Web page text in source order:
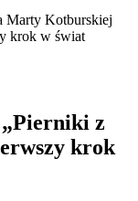
Marty Kotburskiej
krok w świat
z
krok